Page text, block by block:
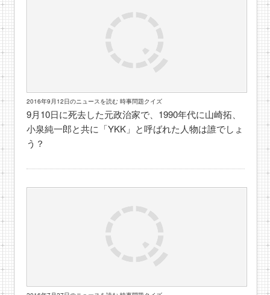
2016年9月12日のニュースを読む 時事問題クイズ
9月10日に死去した元政治家で、1990年代に山崎拓、
小泉純一郎と共に「YKK」と呼ばれた人物は誰でしょ
う？